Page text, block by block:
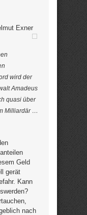
Exner
wird der
Amadeus
quasi über
Milliardär …
Geld
gerät
Kann
nach